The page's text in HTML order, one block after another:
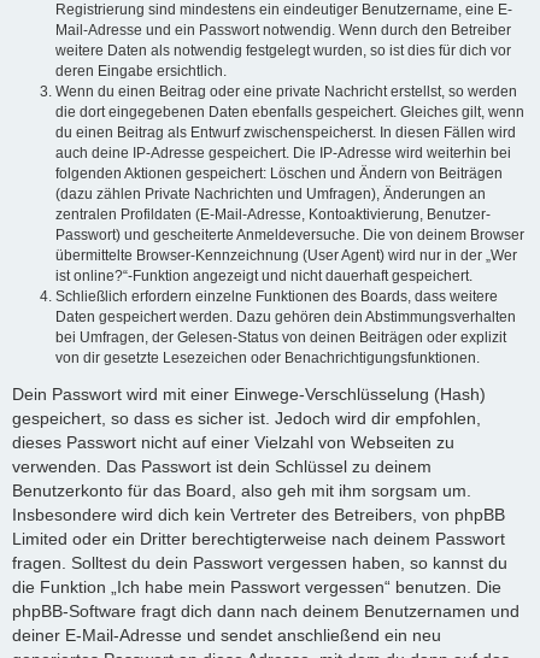
Registrierung sind mindestens ein eindeutiger Benutzername, eine E-
Mail-Adresse und ein Passwort notwendig. Wenn durch den Betreiber
weitere Daten als notwendig festgelegt wurden, so ist dies für dich vor
deren Eingabe ersichtlich.
Wenn du einen Beitrag oder eine private Nachricht erstellst, so werden
die dort eingegebenen Daten ebenfalls gespeichert. Gleiches gilt, wenn
du einen Beitrag als Entwurf zwischenspeicherst. In diesen Fällen wird
auch deine IP-Adresse gespeichert. Die IP-Adresse wird weiterhin bei
folgenden Aktionen gespeichert: Löschen und Ändern von Beiträgen
(dazu zählen Private Nachrichten und Umfragen), Änderungen an
zentralen Profildaten (E-Mail-Adresse, Kontoaktivierung, Benutzer-
Passwort) und gescheiterte Anmeldeversuche. Die von deinem Browser
übermittelte Browser-Kennzeichnung (User Agent) wird nur in der „Wer
ist online?“-Funktion angezeigt und nicht dauerhaft gespeichert.
Schließlich erfordern einzelne Funktionen des Boards, dass weitere
Daten gespeichert werden. Dazu gehören dein Abstimmungsverhalten
bei Umfragen, der Gelesen-Status von deinen Beiträgen oder explizit
von dir gesetzte Lesezeichen oder Benachrichtigungsfunktionen.
Dein Passwort wird mit einer Einwege-Verschlüsselung (Hash)
gespeichert, so dass es sicher ist. Jedoch wird dir empfohlen,
dieses Passwort nicht auf einer Vielzahl von Webseiten zu
verwenden. Das Passwort ist dein Schlüssel zu deinem
Benutzerkonto für das Board, also geh mit ihm sorgsam um.
Insbesondere wird dich kein Vertreter des Betreibers, von phpBB
Limited oder ein Dritter berechtigterweise nach deinem Passwort
fragen. Solltest du dein Passwort vergessen haben, so kannst du
die Funktion „Ich habe mein Passwort vergessen“ benutzen. Die
phpBB-Software fragt dich dann nach deinem Benutzernamen und
deiner E-Mail-Adresse und sendet anschließend ein neu